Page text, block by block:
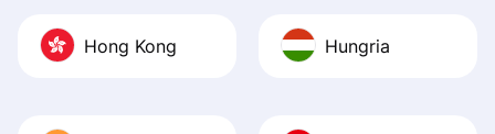
Hong Kong Hungria